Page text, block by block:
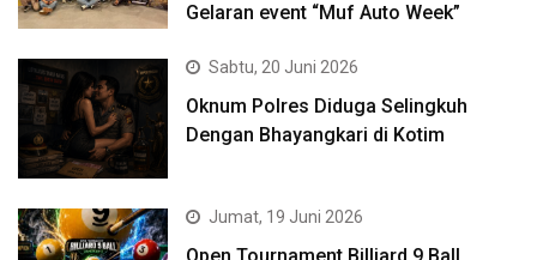
Gelaran event “Muf Auto Week”
Sabtu, 20 Juni 2026
Oknum Polres Diduga Selingkuh
Dengan Bhayangkari di Kotim
Jumat, 19 Juni 2026